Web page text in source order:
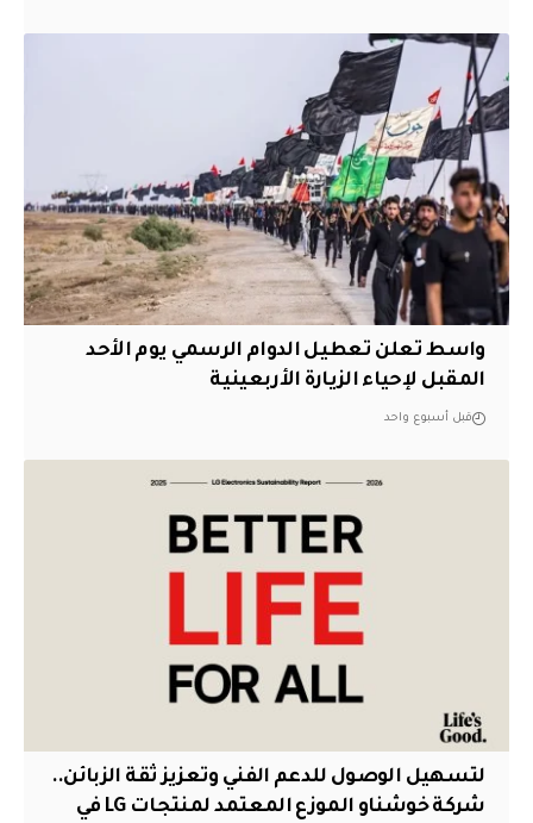
واسط تعلن تعطيل الدوام الرسمي يوم الأحد
المقبل لإحياء الزيارة الأربعينية
قبل أسبوع واحد
لتسهيل الوصول للدعم الفني وتعزيز ثقة الزبائن..
شركة خوشناو الموزع المعتمد لمنتجات LG في